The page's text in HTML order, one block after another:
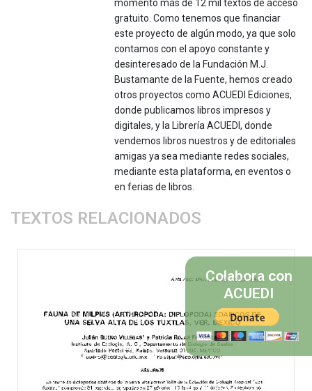
momento más de 12 mil textos de acceso
gratuito. Como tenemos que financiar
este proyecto de algún modo, ya que solo
contamos con el apoyo constante y
desinteresado de la Fundación M.J.
Bustamante de la Fuente, hemos creado
otros proyectos como ACUEDI Ediciones,
donde publicamos libros impresos y
digitales, y la Librería ACUEDI, donde
vendemos libros nuestros y de editoriales
amigas ya sea mediante redes sociales,
mediante esta plataforma, en eventos o
en ferias de libros.
TEXTOS RELACIONADOS
Colabora con
ACUEDI